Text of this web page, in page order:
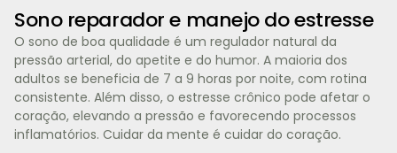
Sono reparador e manejo do estresse
O sono de boa qualidade é um regulador natural da
pressão arterial, do apetite e do humor. A maioria dos
adultos se beneficia de 7 a 9 horas por noite, com rotina
consistente. Além disso, o estresse crônico pode afetar o
coração, elevando a pressão e favorecendo processos
inflamatórios. Cuidar da mente é cuidar do coração.